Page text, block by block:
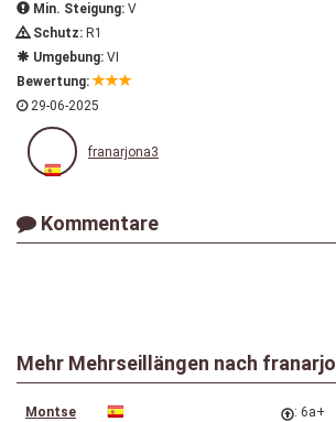
Min. Steigung: V
Schutz: R1
Umgebung: VI
Bewertung:
29-06-2025
franarjona3
Kommentare
Mehr Mehrseillängen nach
Montse
: 6a+